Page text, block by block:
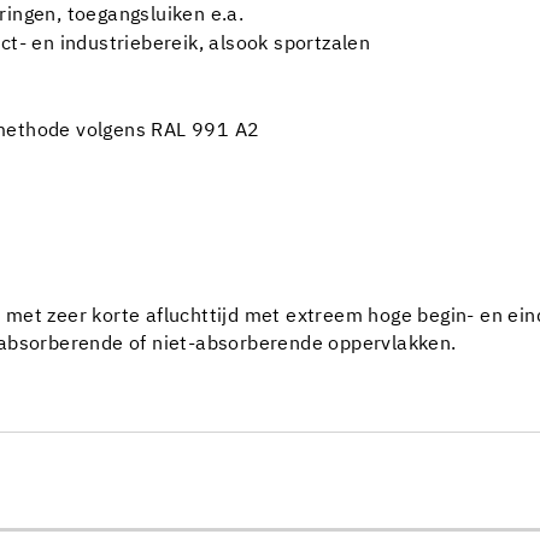
toegangsluiken e.a.
en industriebereik, alsook sportzalen
volgens RAL 991 A2
zeer korte afluchttijd met extreem hoge begin- en
of niet-absorberende oppervlakken.